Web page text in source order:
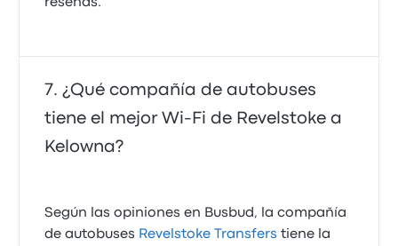
reseñas.
¿Qué compañía de autobuses
tiene el mejor Wi-Fi de Revelstoke a
Kelowna?
Según las opiniones en Busbud, la compañía
de autobuses Revelstoke Transfers tiene la